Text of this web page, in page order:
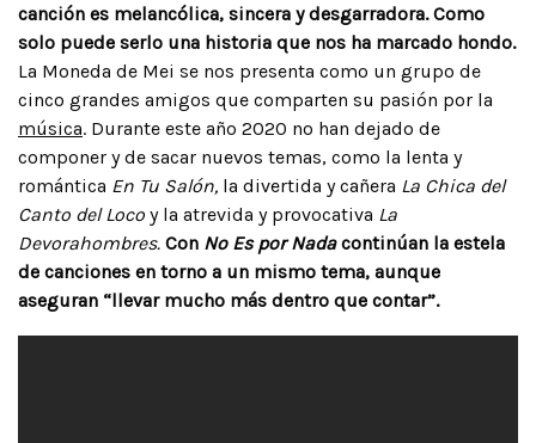
canción es melancólica, sincera y desgarradora. Como
solo puede serlo una historia que nos ha marcado hondo.
La Moneda de Mei se nos presenta como un grupo de
cinco grandes amigos que comparten su pasión por la
música. Durante este año 2020 no han dejado de
componer y de sacar nuevos temas, como la lenta y
romántica En Tu Salón, la divertida y cañera La Chica del
Canto del Loco y la atrevida y provocativa La
Devorahombres. Con No Es por Nadacontinúan la estela
de canciones en torno a un mismo tema, aunque
aseguran “llevar mucho más dentro que contar”.